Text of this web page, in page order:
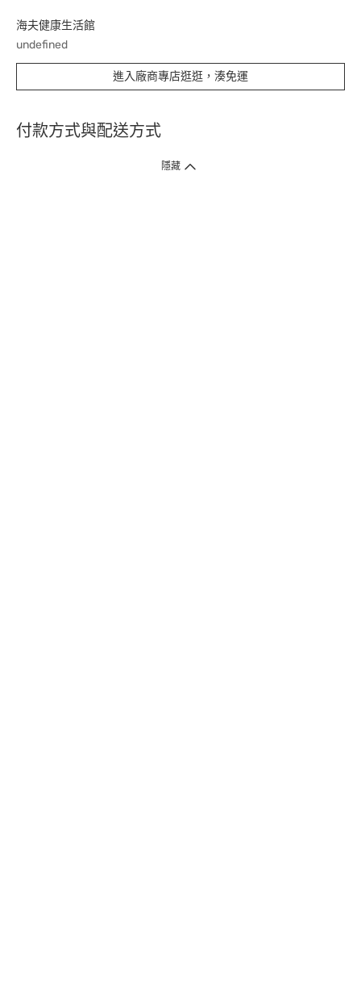
海夫健康生活館
undefined
進入廠商專店逛逛，湊免運
付款方式與配送方式
隱藏